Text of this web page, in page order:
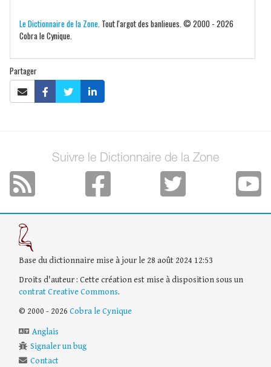
Le Dictionnaire de la Zone . Tout l'argot des banlieues. © 2000 - 2026
Cobra le Cynique.
Partager
Suivre le Dictionnaire de la Zone
Base du dictionnaire mise à jour le 28 août 2024 12:53
Droits d'auteur : Cette création est mise à disposition sous un
contrat Creative Commons.
© 2000 - 2026 Cobra le Cynique
Anglais
Signaler un bug
Contact